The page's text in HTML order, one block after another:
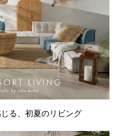
る、初夏のリビング